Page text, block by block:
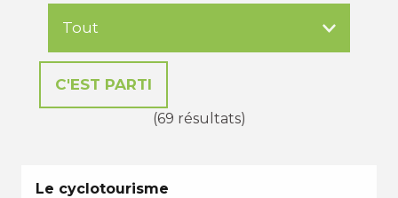
(69 résultats)
Le cyclotourisme